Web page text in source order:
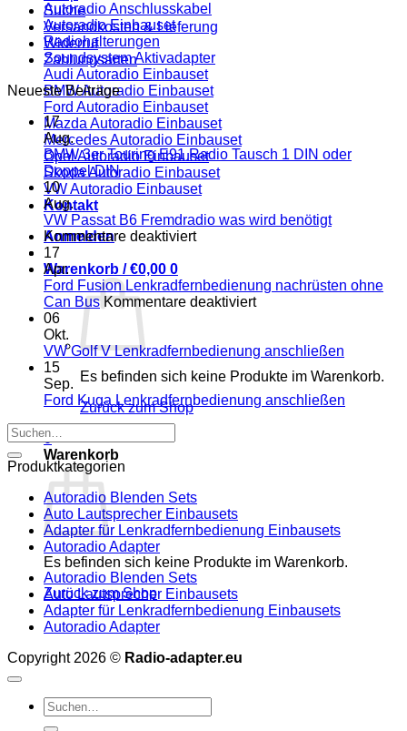
Autoradio Anschlusskabel
Autoradio Einbauset
Radiohalterungen
Soundsystem Aktivadapter
Audi Autoradio Einbauset
BMW Autoradio Einbauset
Ford Autoradio Einbauset
Mazda Autoradio Einbauset
Mercedes Autoradio Einbauset
Opel Autoradio Einbauset
Skoda Autoradio Einbauset
VW Autoradio Einbauset
Kontakt
Anmelden
Warenkorb /€0,00 0
Es befinden sich keine Produkte im Warenkorb.
Zurück zum Shop
0
Warenkorb
Es befinden sich keine Produkte im Warenkorb.
Zurück zum Shop
Suche
Versandkosten & Lieferung
Widerruf
Zahlungsarten
Neueste Beiträge
17
Aug.
BMW 3er Touring E91 Radio Tausch 1 DIN oder
Doppel DINKeine
Kommentare
BMW
3er
E91
Radio
Tausch
oder
DIN
10
Aug.
VW Passat B6 Fremdradio was wird benötigt
Kommentare deaktiviertfür
B6
Fremdradio
benötigt
17
Apr.
Ford Fusion Lenkradfernbedienung nachrüsten ohne
Can Bus Kommentare deaktiviertfür
Lenkradfernbedienung
ohne
Can
06
Okt.
VW Golf V Lenkradfernbedienung anschließen
zu
VW
15
Sep.
Ford Kuga Lenkradfernbedienung anschließen
Suchen
nach:
Produktkategorien
Autoradio Blenden Sets
Auto Lautsprecher Einbausets
Adapter für Lenkradfernbedienung Einbausets
Autoradio Adapter
Autoradio Blenden Sets
Auto Lautsprecher Einbausets
Adapter für Lenkradfernbedienung Einbausets
Autoradio Adapter
Copyright 2026 © Radio-adapter.eu
Suchen
nach: